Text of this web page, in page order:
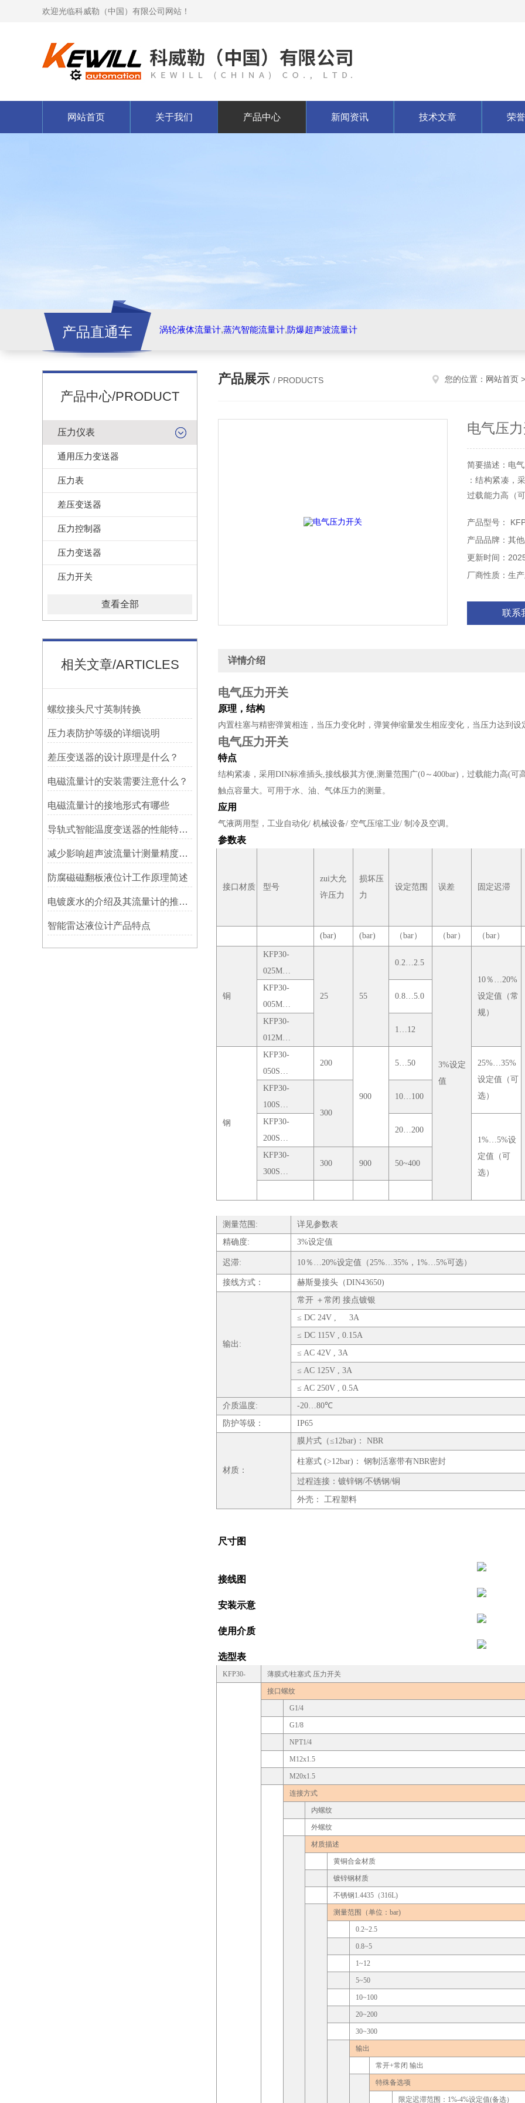
欢迎光临科威勒（中国）有限公司网站！
网站首页 关于我们 产品中心 新闻资讯 技术文章 荣
产品直通车 涡轮液体流量计,蒸汽智能流量计,防爆超声波流量计
产品中心/PRODUCT
压力仪表
通用压力变送器
压力表
差压变送器
压力控制器
压力变送器
压力开关
查看全部
相关文章/ARTICLES
螺纹接头尺寸英制转换
压力表防护等级的详细说明
差压变送器的设计原理是什么？
电磁流量计的安装需要注意什么？
电磁流量计的接地形式有哪些
导轨式智能温度变送器的性能特点怎样？
减少影响超声波流量计测量精度的因素的措施
防腐磁磁翻板液位计工作原理简述
电镀废水的介绍及其流量计的推荐选型
智能雷达液位计产品特点
产品展示 / PRODUCTS 您的位置： 网站首页 >
电气压
简要描述：电
：结构紧凑，
过载能力高（
产品型号：
产品品牌：其
更新时间：
厂商性质：生
联系
详情介绍
电气压力开关
原理，结构
内置柱塞与精密弹簧相连，当压力变化时，弹簧伸缩量发生相应变化，当压力达到设
电气压力开关
特点
结构紧凑，采用DIN标准插头,接线极其方便,测量范围广(0～400bar)，过载能力高(
触点容量大。可用于水、油、气体压力的测量。
应用
气液两用型，工业自动化/ 机械设备/ 空气压缩工业/ 制冷及空调。
参数表
接口材质 型号
zui大允
许压力
损坏压
力
设定范围 误差 固定迟滞
(bar) (bar) （bar） （bar） （bar）
铜
KFP30-
025M…
25 55
0.2…2.5
3%设定
值
10％…20%
设定值（常
规）
KFP30-
005M…
0.8…5.0
KFP30-
012M…
1…12
钢
KFP30-
050S…
200
900
5…50
25%…35%
设定值（可
选）
KFP30-
100S…
300
10…100
KFP30-
200S…
20…200
1%…5%设
定值（可
选）
KFP30-
300S…
300 900 50~400
测量范围:
详见参数表
精确度:
3%设定值
迟滞: 10％…20%设定值（25%…35%，1%…5%可选）
接线方式： 赫斯曼接头（DIN43650)
输出:
常开 ＋常闭 接点镀银
≤ DC 24V , 3A
≤ DC 115V , 0.15A
≤ AC 42V , 3A
≤ AC 125V , 3A
≤ AC 250V , 0.5A
介质温度:
-20…80℃
防护等级：
IP65
材质：
膜片式（≤12bar)： NBR
柱塞式 (>12bar)： 钢制活塞带有NBR密封
过程连接：镀锌钢/不锈钢/铜
外壳： 工程塑料
尺寸图
接线图
安装示意
使用介质
选型表
KFP30- 薄膜式/柱塞式 压力开关
接口螺纹
G1/4
G1/8
NPT1/4
M12x1.5
M20x1.5
连接方式
内螺纹
外螺纹
材质描述
黄铜合金材质
镀锌钢材质
不锈钢1.4435（316L)
测量范围（单位：bar)
0.2~2.5
0.8~5
1~12
5~50
10~100
20~200
30~300
输出
常开+常闭 输出
特殊备选项
限定迟滞范围：1%-4%设定值(备选）